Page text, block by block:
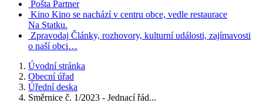
Pošta Partner
Kino Kino se nachází v centru obce, vedle restaurace
Na Statku.
Zpravodaj Články, rozhovory, kulturní události, zajímavosti
o naší obci…
Úvodní stránka
Obecní úřad
Úřední deska
Směrnice č. 1/2023 - Jednací řád...